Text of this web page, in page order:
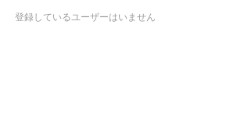
登録しているユーザーはいません